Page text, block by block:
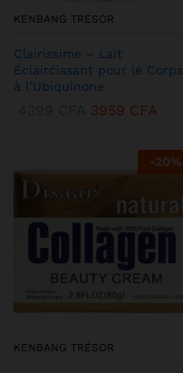
KENBANG TRÉSOR
Clairissime – Lait
Éclaircissant pour le Corps
à l’Ubiquinone
3959 CFA
-20%
KENBANG TRÉSOR